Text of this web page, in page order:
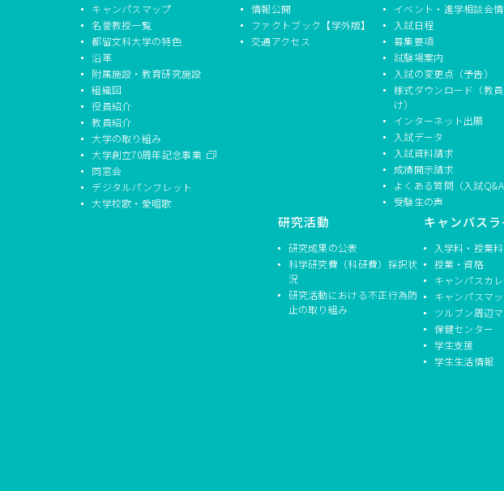
キャンパスマップ
名誉教授一覧
都留文科大学の特色
沿革
附属施設・教育研究施設
組織図
役員紹介
教員紹介
大学の取り組み
大学創立70周年記念事業
同窓会
デジタルパンフレット
大学校歌・愛唱歌
情報公開
ファクトブック【学外版】
交通アクセス
イベント・進学相談会
入試日程
募集要項
試験場案内
入試の変更点（予告）
様式ダウンロード（教
け）
インターネット出願
入試データ
入試資料請求
成績開示請求
よくある質問（入試Q&A
受験生の声
研究活動
研究成果の公表
科学研究費（科研費）採択状
況
研究活動における不正行為防
止の取り組み
キャンパスラ
入学料・授業
授業・資格
キャンパスカ
キャンパスマ
ツルブン周辺
保健センター
学生支援
学生生活情報